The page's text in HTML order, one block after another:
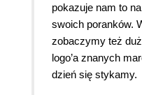
pokazuje nam to
swoich poranków.
zobaczymy też
logo’a znanych
dzień się stykamy.